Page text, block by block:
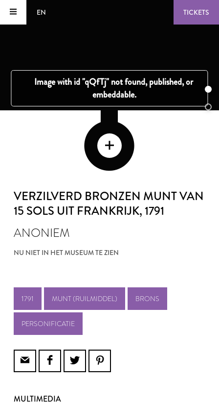
EN TICKETS
VERZILVERD BRONZEN MUNT VAN
15 SOLS UIT FRANKRIJK, 1791
ANONIEM
NU NIET IN HET MUSEUM TE ZIEN
1791 MUNT (RUILMIDDEL) BRONS
PERSONIFICATIE
MULTIMEDIA